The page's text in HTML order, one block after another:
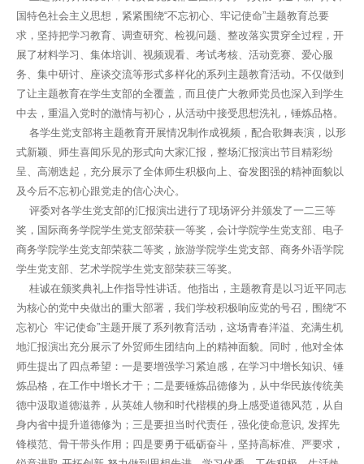
国特色社会主义思想，紧紧围绕“不忘初心、牢记使命”主题教育总要
求，坚持把学习教育、调查研究、检视问题、整改落实贯穿全过程，开
展了材料学习、集体培训、视频观看、考试考核、活动竞赛、爱心服
务、集中研讨、座谈交流等形式多样化的系列主题教育活动。不仅做到
了让主题教育在学生支部的全覆盖，而且使广大教师党员也深入到学生
中去，重温入党时的激情与初心，从活动中接受思想洗礼，锤炼品格。
各学生党支部将主题教育开展情况制作成视频，配合歌舞表演，以形
式新颖、师生喜闻乐见的形式向大家汇报，整场汇报演出节目精彩纷
呈、高潮迭起，充分展示了全体师生积极向上、奋发图强的精神面貌以
及今后不忘初心跟党走的信心决心。
评委对各学生党支部的汇报演出进行了现场评分并颁发了一二三等
奖，国际商务学院学生党支部荣获一等奖，会计学院学生党支部、电子
商务学院学生党支部荣获二等奖，旅游学院学生党支部、商务外语学院
学生党支部、艺术学院学生党支部荣获三等奖。
桂诚在颁奖典礼上作指导性讲话。他指出，主题教育是以习近平同志
为核心的党中央做出的重大部署，我们学校积极响应党的号召，围绕“不
忘初心 牢记使命”主题开展了系列教育活动，这场青春洋溢、充满生机
地汇报演出充分展示了外贸师生团结向上的精神面貌。同时，他对全体
师生提出了四点希望：一是要增强学习紧迫感，在学习中增长知识、锤
炼品格，在工作中增长才干；二是要锤炼品德修为，从中华民族传统美
德中汲取道德滋养，从英雄人物和时代楷模的身上感受道德风范，从自
身内省中提升道德修为；三是要担当时代责任，强化使命意识, 发挥先
锋模范、骨干带头作用；四是要勇于砥砺奋斗，坚持高标准、严要求，